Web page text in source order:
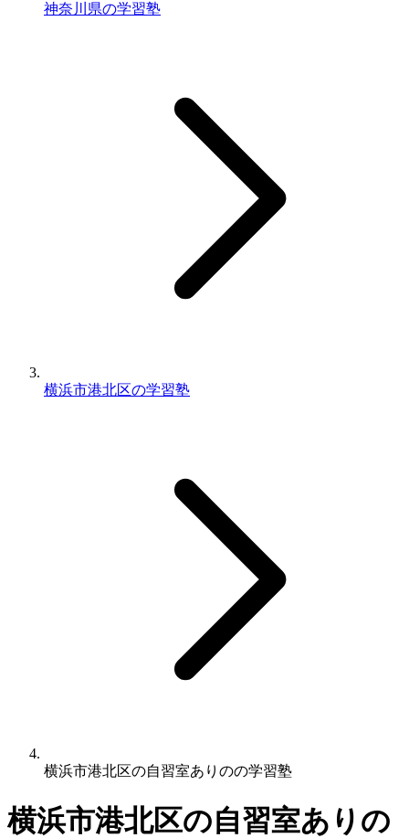
神奈川県の学習塾
横浜市港北区の学習塾
横浜市港北区の自習室ありのの学習塾
横浜市港北区の自習室ありの